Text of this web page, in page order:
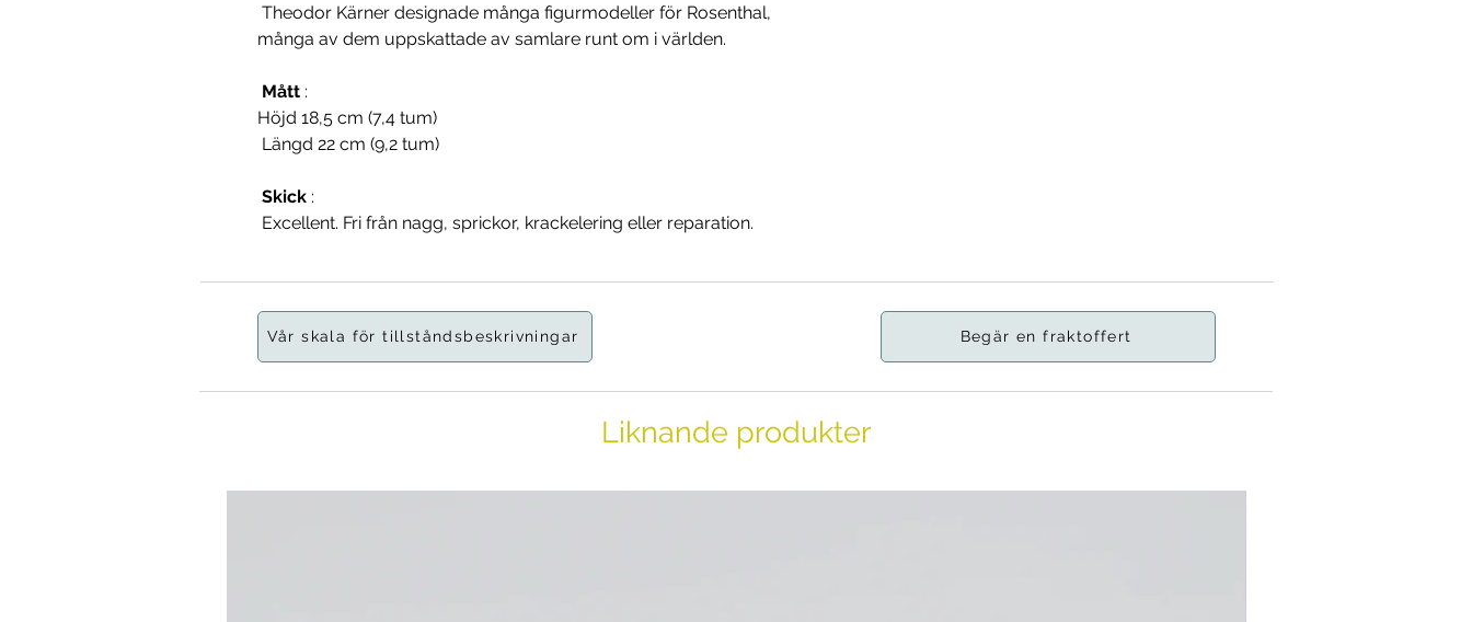
Theodor Kärner designade många figurmodeller för Rosenthal,
många av dem uppskattade av samlare runt om i världen.
Mått :
Höjd 18,5 cm (7,4 tum)
Längd 22 cm (9,2 tum)
Skick :
Excellent. Fri från nagg, sprickor, krackelering eller reparation.
Vår skala för tillståndsbeskrivningar Begär en fraktoffert
Liknande produkter